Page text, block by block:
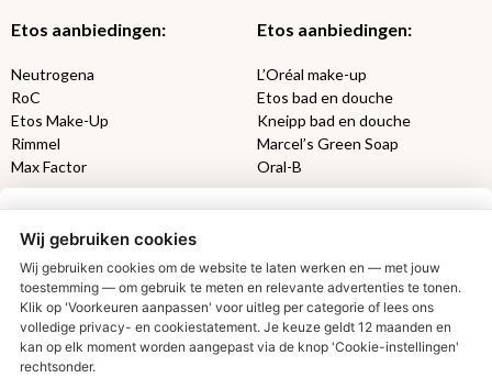
Etos aanbiedingen:
Neutrogena
RoC
Etos Make-Up
Rimmel
Max Factor
Etos aanbiedingen:
L’Oréal make-up
Etos bad en douche
Kneipp bad en douche
Marcel’s Green Soap
Oral-B
Aussie
Gillette
Gezichtsverzorging
Wella
Syoss
Always
Libresse
Gliss Kur
Etos maandlenzen
Etos billendoekjes
Wij gebruiken cookies
Wij gebruiken cookies om de website te laten werken en — met jouw
toestemming — om gebruik te meten en relevante advertenties te tonen.
Klik op 'Voorkeuren aanpassen' voor uitleg per categorie of lees ons
volledige privacy- en cookiestatement. Je keuze geldt 12 maanden en
kan op elk moment worden aangepast via de knop 'Cookie-instellingen'
rechtsonder.€2,50 korting?